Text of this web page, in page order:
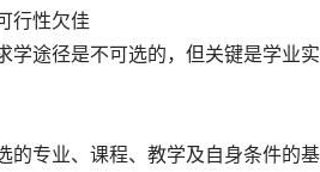
性欠佳
途径是不可选的，但关键是学业
专业、课程、教学及自身条件的基